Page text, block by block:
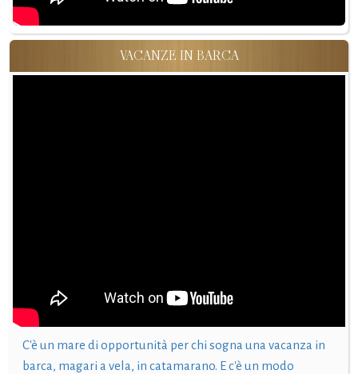
VACANZE IN BARCA
C'è un mare di opportunità per chi sogna una vacanza in
barca, magari a vela, in catamarano. E c'è un modo